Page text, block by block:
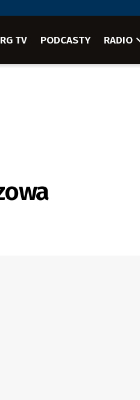
RG TV PODCASTY RADIO